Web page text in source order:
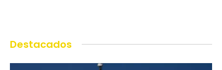
Destacados